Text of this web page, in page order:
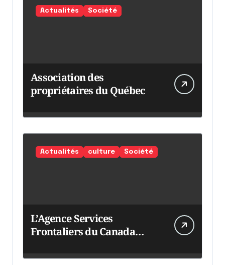
Actualités Société
Association des
propriétaires du Québec
Actualités culture Société
L’Agence Services
Frontaliers du Canada